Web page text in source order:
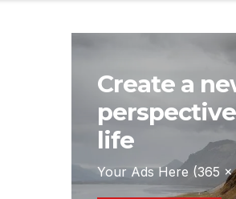
Create a
life
Your Ads Here (365